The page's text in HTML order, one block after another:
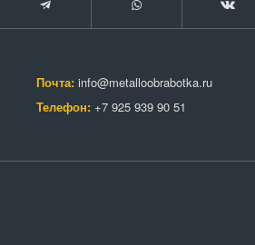
Почта: info@metalloobrabotka.ru
Телефон: +7 925 939 90 51